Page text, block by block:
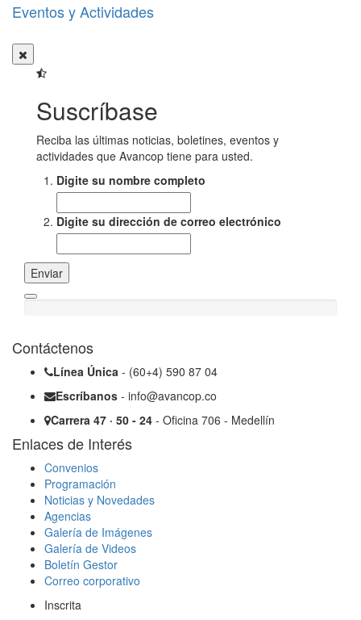
Eventos y Actividades
Suscríbase
Reciba las últimas noticias, boletines, eventos y
actividades que Avancop tiene para usted.
Digite su nombre completo
Digite su dirección de correo electrónico
Enviar
Contáctenos
Línea Única - (60+4) 590 87 04
Escríbanos - info@avancop.co
Carrera 47 · 50 - 24 - Oficina 706 - Medellín
Enlaces de Interés
Convenios
Programación
Noticias y Novedades
Agencias
Galería de Imágenes
Galería de Videos
Boletín Gestor
Correo corporativo
Inscrita